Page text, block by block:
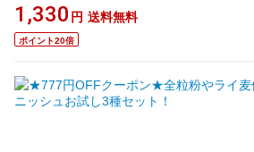
1,330 円 送料無料
ポイント20倍